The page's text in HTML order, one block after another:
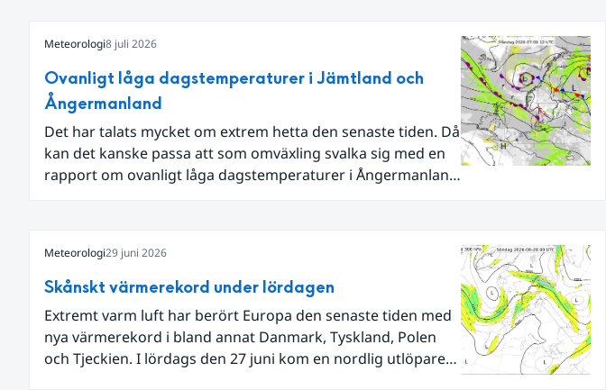
Meteorologi8 juli 2026
Ovanligt låga dagstemperaturer i Jämtland och
Ångermanland
Det har talats mycket om extrem hetta den senaste tiden. Då
kan det kanske passa att som omväxling svalka sig med en
rapport om ovanligt låga dagstemperaturer i Ångermanland
Meteorologi29 juni 2026
Skånskt värmerekord under lördagen
Extremt varm luft har berört Europa den senaste tiden med
nya värmerekord i bland annat Danmark, Tyskland, Polen
och Tjeckien. I lördags den 27 juni kom en nordlig utlöpare